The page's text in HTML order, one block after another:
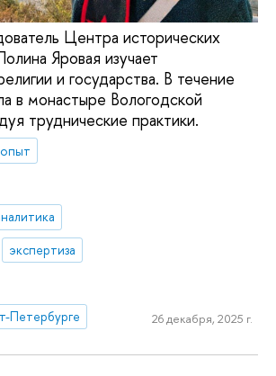
Центра исторических
Яровая изучает
и государства. В течение
в монастыре Вологодской
труднические практики.
экспертиза
26 декабря, 2025 г.